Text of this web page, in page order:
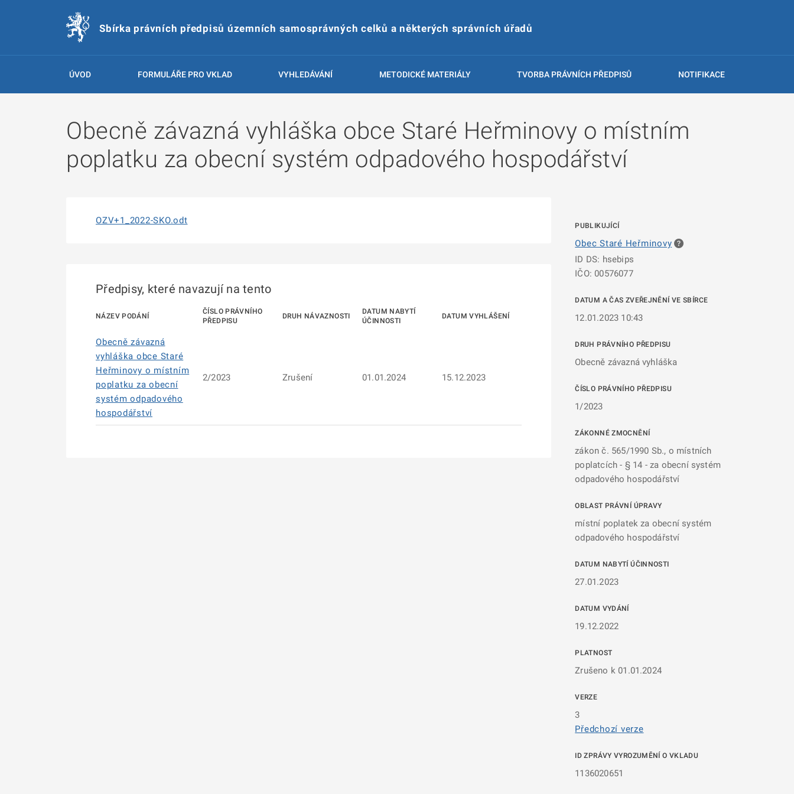
Sbírka právních předpisů územních samosprávných celků a některých správních úřadů
ÚVOD FORMULÁŘE PRO VKLAD VYHLEDÁVÁNÍ METODICKÉ MATERIÁLY TVORBA PRÁVNÍCH PŘEDPISŮ NOTIFIKACE
Obecně závazná vyhláška obce Staré Heřminovy o místním
poplatku za obecní systém odpadového hospodářství
PUBLIKUJÍCÍ
Obec Staré Heřminovy
ID DS: hsebips
IČO: 00576077
DATUM A ČAS ZVEŘEJNĚNÍ VE SBÍRCE
12.01.2023 10:43
DRUH PRÁVNÍHO PŘEDPISU
Obecně závazná vyhláška
ČÍSLO PRÁVNÍHO PŘEDPISU
1/2023
ZÁKONNÉ ZMOCNĚNÍ
zákon č. 565/1990 Sb., o místních
poplatcích - § 14 - za obecní systém
odpadového hospodářství
OBLAST PRÁVNÍ ÚPRAVY
místní poplatek za obecní systém
odpadového hospodářství
DATUM NABYTÍ ÚČINNOSTI
27.01.2023
DATUM VYDÁNÍ
19.12.2022
PLATNOST
Zrušeno k 01.01.2024
VERZE
3
Předchozí verze
ID ZPRÁVY VYROZUMĚNÍ O VKLADU
1136020651
OZV+1_2022-SKO.odt
Předpisy, které navazují na tento
NÁZEV PODÁNÍ
ČÍSLO PRÁVNÍHO
PŘEDPISU
DRUH NÁVAZNOSTI
DATUM NABYTÍ
ÚČINNOSTI
DATUM VYHLÁŠENÍ
Obecně závazná
vyhláška obce Staré
Heřminovy o místním
poplatku za obecní
systém odpadového
hospodářství
2/2023 Zrušení 01.01.2024 15.12.2023